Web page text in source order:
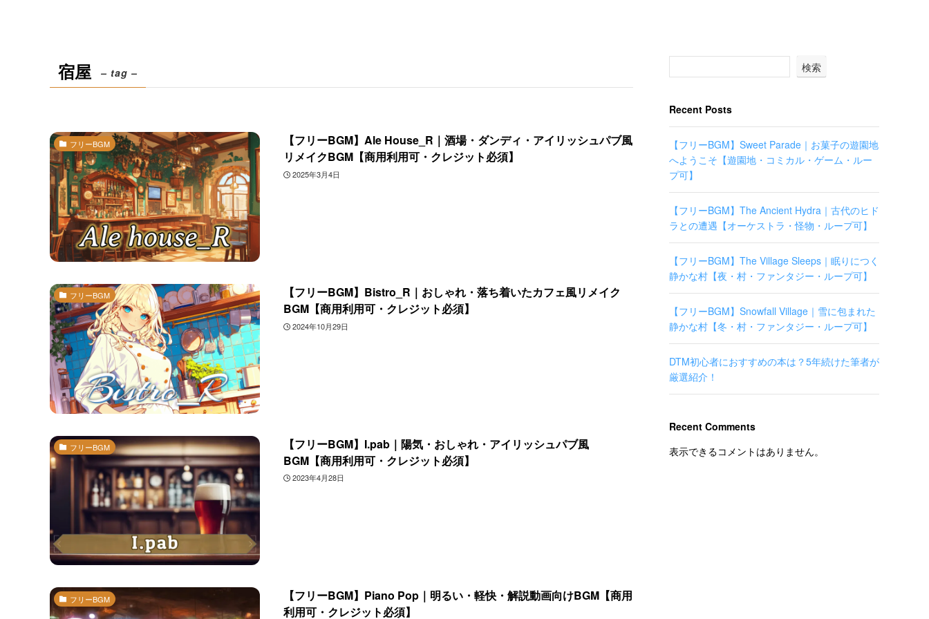
宿屋 – tag –
フリーBGM
【フリーBGM】Ale House_R｜酒場・ダンディ・アイリッシュパブ風
リメイクBGM【商用利用可・クレジット必須】
2025年3月4日
フリーBGM
【フリーBGM】Bistro_R｜おしゃれ・落ち着いたカフェ風リメイク
BGM【商用利用可・クレジット必須】
2024年10月29日
フリーBGM
【フリーBGM】I.pab｜陽気・おしゃれ・アイリッシュパブ風
BGM【商用利用可・クレジット必須】
2023年4月28日
フリーBGM
【フリーBGM】Piano Pop｜明るい・軽快・解説動画向けBGM【商用
利用可・クレジット必須】
検索
Recent Posts
【フリーBGM】Sweet Parade｜お菓子の遊園地
へようこそ【遊園地・コミカル・ゲーム・ルー
プ可】
【フリーBGM】The Ancient Hydra｜古代のヒド
ラとの遭遇【オーケストラ・怪物・ループ可】
【フリーBGM】The Village Sleeps｜眠りにつく
静かな村【夜・村・ファンタジー・ループ可】
【フリーBGM】Snowfall Village｜雪に包まれた
静かな村【冬・村・ファンタジー・ループ可】
DTM初心者におすすめの本は？5年続けた筆者が
厳選紹介！
Recent Comments
表示できるコメントはありません。